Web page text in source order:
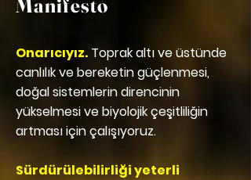
Manifesto
Onarıcıyız. Toprak altı ve üstünde
canlılık ve bereketin güçlenmesi,
doğal sistemlerin direncinin
yükselmesi ve biyolojik çeşitliliğin
artması için çalışıyoruz.
Sürdürülebilirliği yeterli